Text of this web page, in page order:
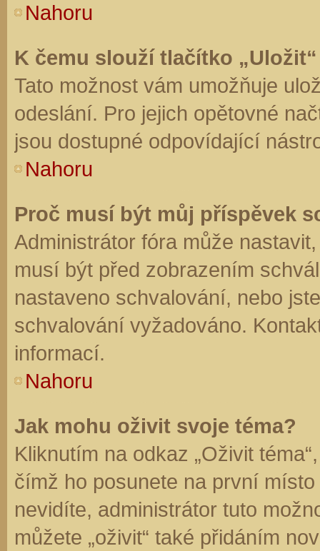
Nahoru
K čemu slouží tlačítko
Tato možnost vám umožňuje
odeslání. Pro jejich opětovné
jsou dostupné odpovídající
Nahoru
Proč musí být můj příspěvek
Administrátor fóra může
musí být před zobrazením
nastaveno schvalování, nebo
schvalování vyžadováno.
informací.
Nahoru
Jak mohu oživit svoje téma?
Kliknutím na odkaz „Oživit
čímž ho posunete na první
nevidíte, administrátor tuto
můžete „oživit“ také přidáním